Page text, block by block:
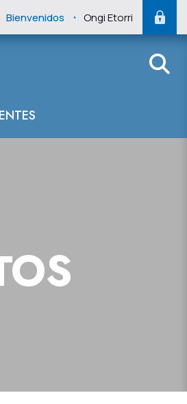
Bienvenidos . Ongi Etorri